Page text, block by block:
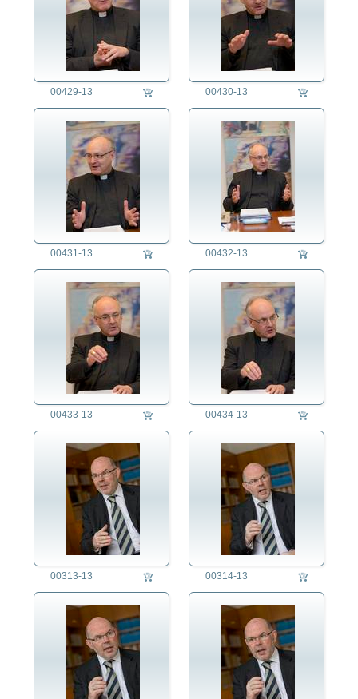
00429-13 00430-13
00431-13 00432-13
00433-13 00434-13
00313-13 00314-13